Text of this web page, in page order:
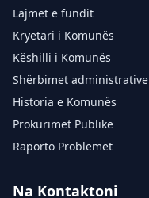
Lajmet e fundit
Kryetari i Komunës
Këshilli i Komunës
Shërbimet administrative
Historia e Komunës
Prokurimet Publike
Raporto Problemet
Na Kontaktoni